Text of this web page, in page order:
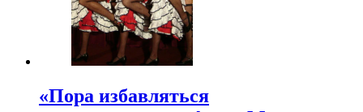
«Пора избавляться